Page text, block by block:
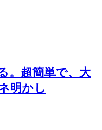
。超簡単で、大
明かし